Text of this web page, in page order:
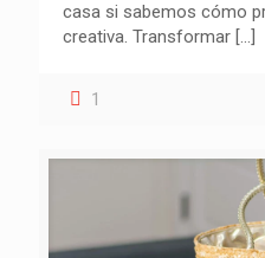
casa si sabemos cómo
creativa. Transformar […]
1